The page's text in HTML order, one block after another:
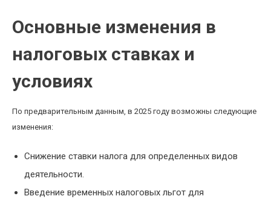
Основные изменения в
налоговых ставках и
условиях
По предварительным данным, в 2025 году возможны следующие
изменения:
Снижение ставки налога для определенных видов
деятельности.
Введение временных налоговых льгот для